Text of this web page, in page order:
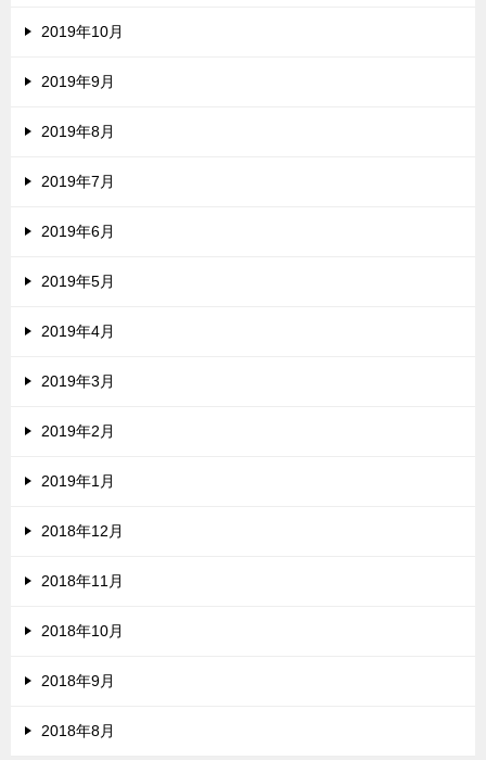
2019年10月
2019年9月
2019年8月
2019年7月
2019年6月
2019年5月
2019年4月
2019年3月
2019年2月
2019年1月
2018年12月
2018年11月
2018年10月
2018年9月
2018年8月